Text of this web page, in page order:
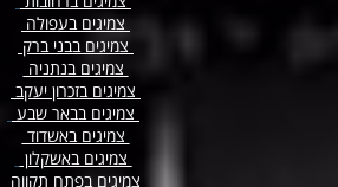
צמיגים בעפולה
צמיגים בבני ברק
צמיגים בנתניה
צמיגים בזכרון יעקב
צמיגים בבאר שבע
צמיגים באשדוד
צמיגים באשקלון
צמיגים בפתח תקווה